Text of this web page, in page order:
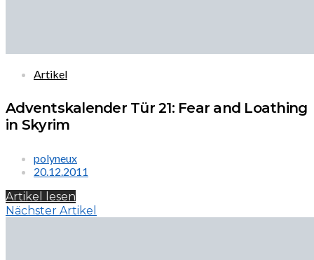
Artikel
Adventskalender Tür 21: Fear and Loathing
in Skyrim
polyneux
20.12.2011
Artikel lesen
Nächster Artikel